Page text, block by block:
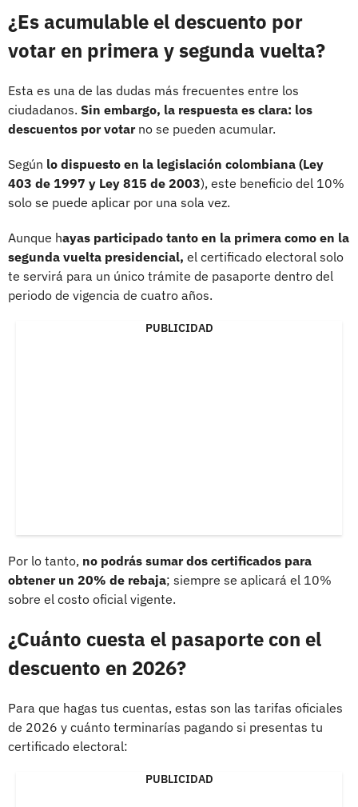
¿Es acumulable el descuento por
votar en primera y segunda vuelta?
Esta es una de las dudas más frecuentes entre los
ciudadanos. Sin embargo, la respuesta es clara: los
descuentos por votarno se pueden acumular.
Según lo dispuesto en la legislación colombiana (Ley
403 de 1997 y Ley 815 de 2003), este beneficio del 10%
solo se puede aplicar por una sola vez.
Aunque hayas participado tanto en la primera como en la
segunda vuelta presidencial, el certificado electoral solo
te servirá para un único trámite de pasaporte dentro del
periodo de vigencia de cuatro años.
PUBLICIDAD
Por lo tanto, no podrás sumar dos certificados para
obtener un 20% de rebaja; siempre se aplicará el 10%
sobre el costo oficial vigente.
¿Cuánto cuesta el pasaporte con el
descuento en 2026?
Para que hagas tus cuentas, estas son las tarifas oficiales
de 2026 y cuánto terminarías pagando si presentas tu
certificado electoral:
PUBLICIDAD